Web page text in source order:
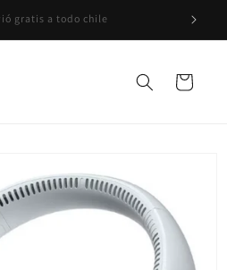
gratis a todo chile
Carrito